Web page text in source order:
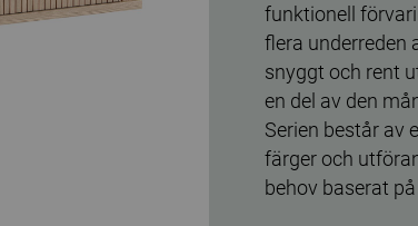
funktionell
flera underreden
snyggt och rent
en del av den
Serien består av
färger och
behov baserat